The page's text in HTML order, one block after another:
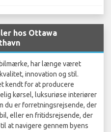
hos Ottawa
bilmærke, har længe været
innovation og stil.
kendt for at producere
kørsel, luksuriøse interiører
du er forretningsrejsende, der
eller en fritidsrejsende, der
at navigere gennem byens